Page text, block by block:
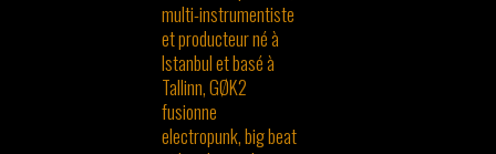
multi-instrumentiste
et producteur né à
Istanbul et basé à
Tallinn, GØK2
fusionne
electropunk, big beat